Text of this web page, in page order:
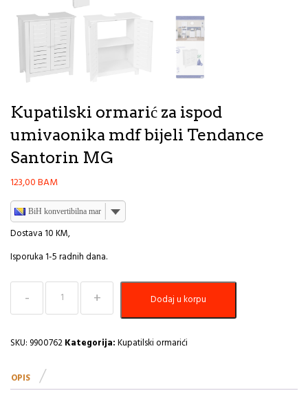
Kupatilski ormarić za ispod
umivaonika mdf bijeli Tendance
Santorin MG
123,00BAM
BiH konvertibilna marka
Dostava 10 KM,
Isporuka 1-5 radnih dana.
Kupatilski
ormarić
za
umivaonika
bijeli
Santorin
Dodaj u korpu
SKU: 9900762Kategorija:Kupatilski ormarići
OPIS